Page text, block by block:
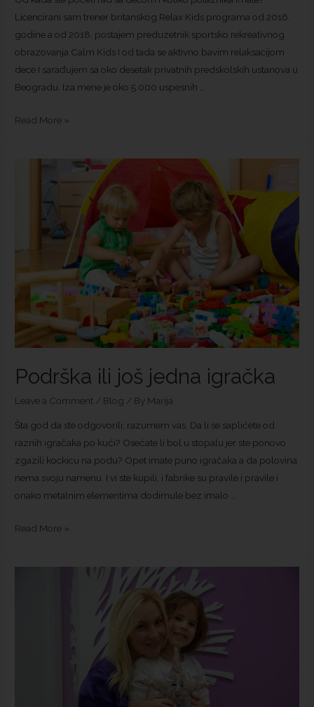
Licencirani sam trener britanskog Relax Kids programa od 2016.
godine a od 2018. postajem preduzetnik sportsko rekreativnog
obrazovanja Calm Kids I od tada se aktivno bavim relaksacijom
dece I sarađujem sa oko desetak privatnih predskolskih ustanova u
Beogradu. Iza mene je oko 5.000 uspesnih …
Read More »
Podrška ili još jedna igračka
Leave a Comment / Blog / By Marija
Šta god da ste odgovorili, razumem vas. Da li se saplićete od
raznih igračaka po kući? Osećate li bol u stopalu jer ste ponovo
zgazili kockicu na podu? Opet imate puno igračaka a da polovina
nema svoju namenu. I vi ste kupili, i fabrike su pravile i pravile i
onako metalnim elementima dodirnule bez imalo …
Read More »